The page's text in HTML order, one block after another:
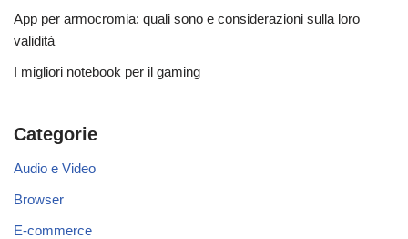
App per armocromia: quali sono e considerazioni sulla loro
validità
I migliori notebook per il gaming
Categorie
Audio e Video
Browser
E-commerce